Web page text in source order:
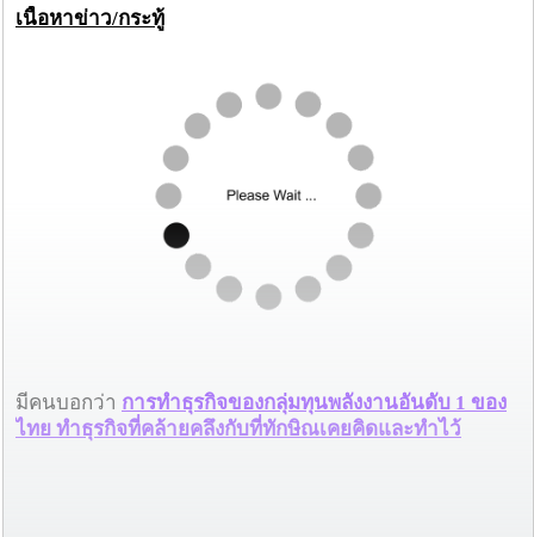
เนื้อหาข่าว/กระทู้
มีคนบอกว่า การทำธุรกิจของกลุ่มทุนพลังงานอันดับ 1 ของ
ไทย ทำธุรกิจที่คล้ายคลึงกับที่ทักษิณเคยคิดและทำไว้